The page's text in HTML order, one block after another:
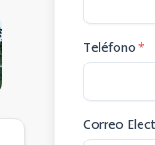
Teléfono*
Correo